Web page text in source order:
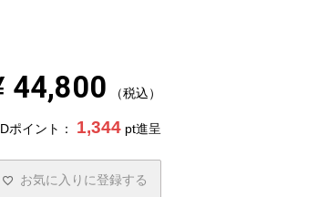
44,800 税込
ポイント： 1,344 pt進呈
お気に入りに登録する